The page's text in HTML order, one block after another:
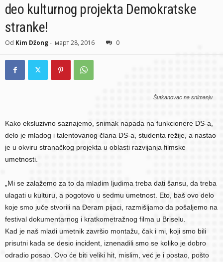
deo kulturnog projekta Demokratske
stranke!
Od Kim Džong- март 28, 2016 0
Šutkanovac na snimanju
Kako eksluzivno saznajemo, snimak napada na funkcionere DS-a,
delo je mladog i talentovanog člana DS-a, studenta režije, a nastao
je u okviru stranačkog projekta u oblasti razvijanja filmske
umetnosti.
„Mi se zalažemo za to da mladim ljudima treba dati šansu, da treba
ulagati u kulturu, a pogotovo u sedmu umetnost. Eto, baš ovo delo
koje smo juče stvorili na Đeram pijaci, razmišljamo da pošaljemo na
festival dokumentarnog i kratkometražnog filma u Briselu.
Kad je naš mladi umetnik završio montažu, čak i mi, koji smo bili
prisutni kada se desio incident, iznenadili smo se koliko je dobro
odradio posao. Ovo će biti veliki hit, mislim, već je i postao, pošto